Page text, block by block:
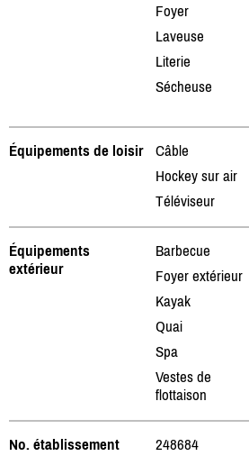
Foyer
Laveuse
Literie
Sécheuse
Équipements de loisir
Câble
Hockey sur air
Téléviseur
Équipements
extérieur
Barbecue
Foyer extérieur
Kayak
Quai
Spa
Vestes de
flottaison
No. établissement
248684